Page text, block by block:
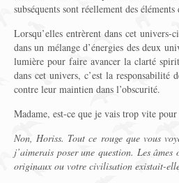
subséquents sont réellement des éléments
Lorsqu’elles entrèrent dans cet
dans un mélange d’énergies des deux
lumière pour faire avancer la clarté
dans cet univers, c’est la
contre leur maintien dans l’obscurité.
Madame, est-ce que je vais trop vite
Non, Horiss. Tout ce rouge que vous
j’aimerais poser une question. Les
originaux ou votre civilisation existait-